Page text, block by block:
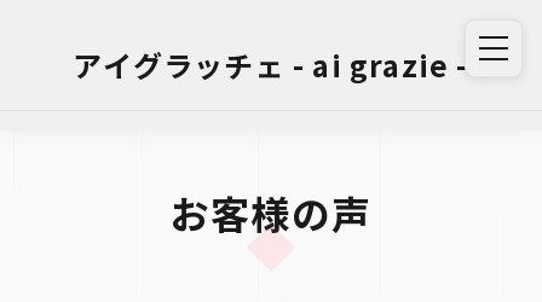
アイグラッチェ - ai grazie -
お客様の声